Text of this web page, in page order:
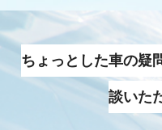
ちょっとした車の疑
談いた